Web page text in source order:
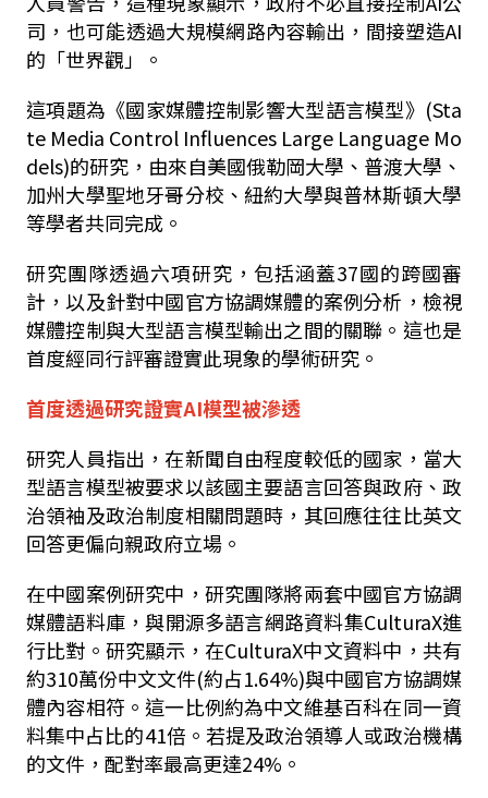
司，也可能透過大規模網路內容輸出，間接塑造AI
的「世界觀」。
這項題為《國家媒體控制影響大型語言模型》 (Sta
te Media Control Influences Large Language Mo
dels)的研究，由來自美國俄勒岡大學、普渡大學、
加州大學聖地牙哥分校、紐約大學與普林斯頓大學
等學者共同完成。
研究團隊透過六項研究，包括涵蓋37國的跨國審
計，以及針對中國官方協調媒體的案例分析，檢視
媒體控制與大型語言模型輸出之間的關聯。這也是
首度經同行評審證實此現象的學術研究。
首度透過研究證實AI模型被滲透
研究人員指出，在新聞自由程度較低的國家，當大
型語言模型被要求以該國主要語言回答與政府、政
治領袖及政治制度相關問題時，其回應往往比英文
回答更偏向親政府立場。
在中國案例研究中，研究團隊將兩套中國官方協調
媒體語料庫，與開源多語言網路資料集CulturaX進
行比對。研究顯示，在CulturaX中文資料中，共有
約310萬份中文文件(約占1.64%)與中國官方協調媒
體內容相符。這一比例約為中文維基百科在同一資
料集中占比的41倍。若提及政治領導人或政治機構
的文件，配對率最高更達24% 。